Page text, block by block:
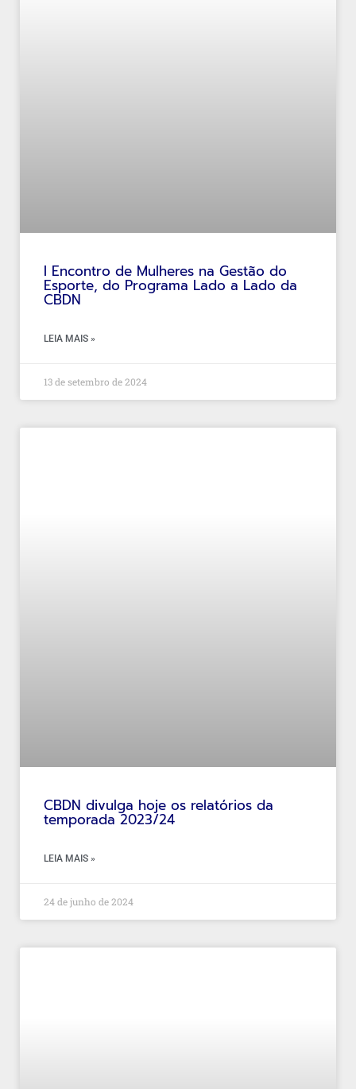
I Encontro de Mulheres na Gestão do
Esporte, do Programa Lado a Lado da
CBDN
LEIA MAIS »
13 de setembro de 2024
CBDN divulga hoje os relatórios da
temporada 2023/24
LEIA MAIS »
24 de junho de 2024